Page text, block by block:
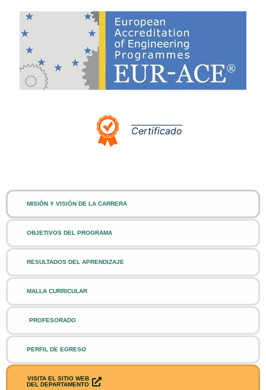
Certificado
MISIÓN Y VISIÓN DE LA CARRERA
OBJETIVOS DEL PROGRAMA
RESULTADOS DEL APRENDIZAJE
MALLA CURRICULAR
PROFESORADO
PERFIL DE EGRESO
VISITA EL SITIO WEB
DEL DEPARTAMENTO